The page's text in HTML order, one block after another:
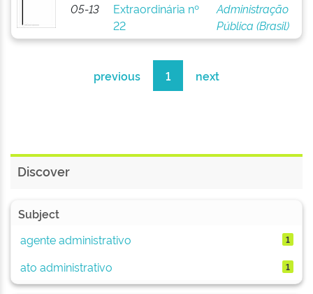
05-13
Extraordinária nº
22
Administração
Pública (Brasil)
previous 1 next
Discover
Subject
agente administrativo
1
ato administrativo 1